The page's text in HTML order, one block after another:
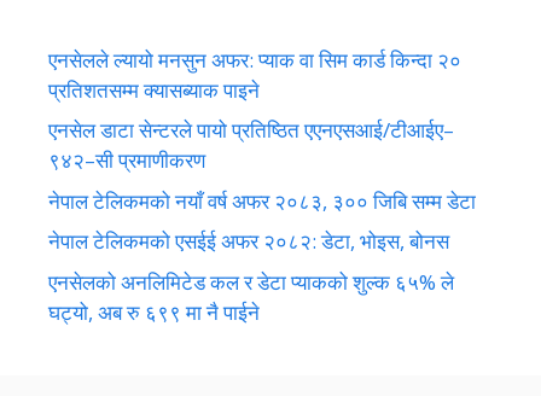
एनसेलले ल्यायो मनसुन अफर: प्याक वा सिम कार्ड किन्दा २०
प्रतिशतसम्म क्यासब्याक पाइने
एनसेल डाटा सेन्टरले पायो प्रतिष्ठित एएनएसआई/टीआईए–
९४२–सी प्रमाणीकरण
नेपाल टेलिकमको नयाँ वर्ष अफर २०८३, ३०० जिबि सम्म डेटा
नेपाल टेलिकमको एसईई अफर २०८२: डेटा, भोइस, बोनस
एनसेलको अनलिमिटेड कल र डेटा प्याकको शुल्क ६५% ले
घट्यो, अब रु ६९९ मा नै पाईने